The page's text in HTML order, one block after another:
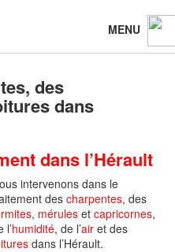
MENU
des
dans
dans l’Hérault
intervenons dans le
des charpentes, des
, mérules et capricornes,
l’humidité, de l’air et des
dans l’Hérault.